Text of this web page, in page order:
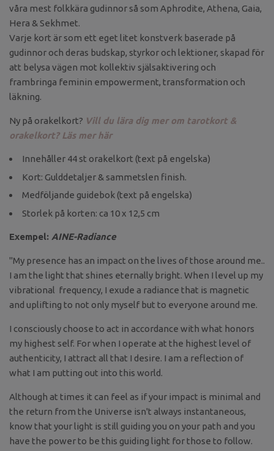
våra mest folkkära gudinnor så som Aphrodite, Athena, Gaia,
Hera & Sekhmet.
Varje kort är som ett eget litet konstverk baserade på
gudinnor och deras budskap, styrkor och lektioner, skapad för
att belysa vägen mot kollektiv själsaktivering och
frambringa feminin empowerment, transformation och
läkning.
Ny på orakelkort? Vill du lära dig mer om tarotkort &
orakelkort? Läs mer här
Innehåller 44 st orakelkort (text på engelska)
Kort: Gulddetaljer & sammetslen finish.
Medföljande guidebok (text på engelska)
Storlek på korten: ca 10 x 12,5 cm
Exempel: AINE-Radiance
"My presence has an impact on the lives of those around me..
I am the light that shines eternally bright. When I level up my
vibrational frequency, I exude a radiance that is magnetic
and uplifting to not only myself but to everyone around me.
I consciously choose to act in accordance with what honors
my highest self. For when I operate at the highest level of
authenticity, I attract all that I desire. I am a reflection of
what I am putting out into this world.
Although at times it can feel as if your impact is minimal and
the return from the Universe isn't always instantaneous,
know that your light is still guiding you on your path and you
have the power to be this guiding light for those to follow.